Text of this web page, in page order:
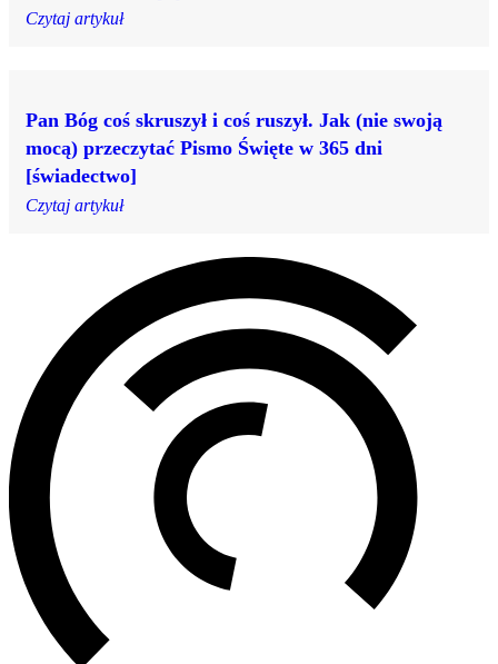
Czytaj artykuł
Pan Bóg coś skruszył i coś ruszył. Jak (nie swoją
mocą) przeczytać Pismo Święte w 365 dni
[świadectwo]
Czytaj artykuł